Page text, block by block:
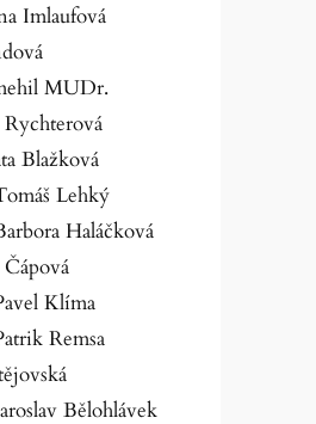
Imlaufová
MUDr.
Blažková
Lehký
Haláčková
Klíma
Remsa
Bělohlávek